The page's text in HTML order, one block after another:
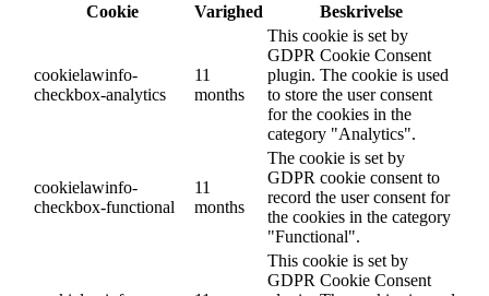
Cookie
Varighed Beskrivelse
cookielawinfo-
checkbox-analytics
11
months
This cookie is set by
GDPR Cookie Consent
plugin. The cookie is used
to store the user consent
for the cookies in the
category "Analytics".
cookielawinfo-
checkbox-functional
11
months
The cookie is set by
GDPR cookie consent to
record the user consent for
the cookies in the category
"Functional".
This cookie is set by
GDPR Cookie Consent